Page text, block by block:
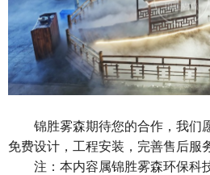
锦胜雾森期待您的合作，我们
免费设计，工程安装，完善售后服
注：本内容属锦胜雾森环保科